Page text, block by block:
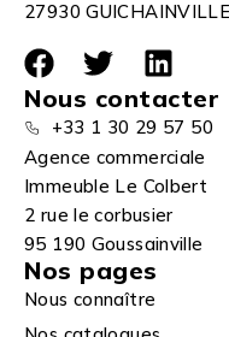
27930 GUICHAINVILLE
Nous contacter
+33 1 30 29 57 50
Agence commerciale
Immeuble Le Colbert
2 rue le corbusier
95 190 Goussainville
Nos pages
Nous connaître